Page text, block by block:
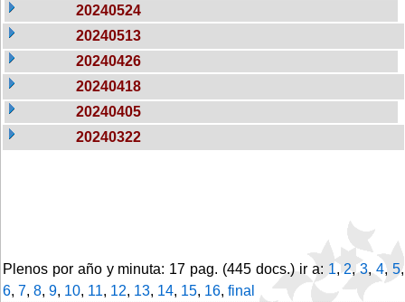
20240524
20240513
20240426
20240418
20240405
20240322
Plenos por año y minuta: 17 pag. (445 docs.) ir a: 1,2,3,4,5,
6, 7, 8, 9, 10, 11, 12, 13, 14, 15, 16, final